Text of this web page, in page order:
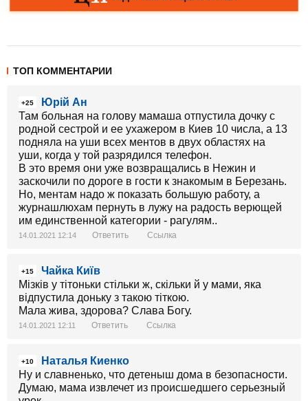
ТОП КОММЕНТАРИИ
+25
Юрій Ан
Там больная на голову мамаша отпустила дочку с
родной сестрой и ее ухажером в Киев 10 числа, а 13
подняла на уши всех ментов в двух областях на
уши, когда у той разрядился телефон.
В это время они уже возвращались в Нежин и
заскочили по дороге в гости к знакомым в Березань.
Но, ментам надо ж показать большую работу, а
журнашлюхам пернуть в лужу на радость верющей
им единственной категории - рагулям..
14.01.2021 12:14 Ответить Ссылка
+15
Чайка Київ
Мізків у тітоньки стільки ж, скільки й у мами, яка
відпустила доньку з такою тіткою.
Мала жива, здорова? Слава Богу.
14.01.2021 12:11 Ответить Ссылка
+10
Наталья Киенко
Ну и славненько, что детеныш дома в безопасности.
Думаю, мама извлечет из происшедшего серьезный